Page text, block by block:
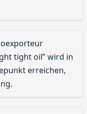
tight oil” wird in
erreichen,